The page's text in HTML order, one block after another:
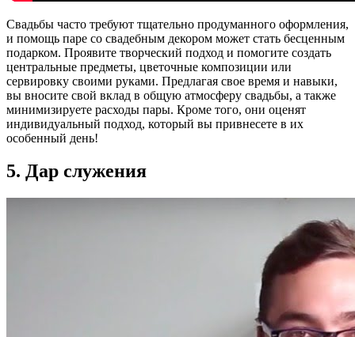
Свадьбы часто требуют тщательно продуманного оформления,
и помощь паре со свадебным декором может стать бесценным
подарком. Проявите творческий подход и помогите создать
центральные предметы, цветочные композиции или
сервировку своими руками. Предлагая свое время и навыки,
вы вносите свой вклад в общую атмосферу свадьбы, а также
минимизируете расходы пары. Кроме того, они оценят
индивидуальный подход, который вы привнесете в их
особенный день!
5. Дар служения